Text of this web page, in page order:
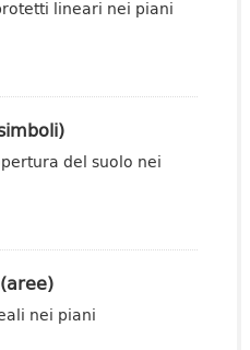
lineari nei piani
del suolo nei
nei piani